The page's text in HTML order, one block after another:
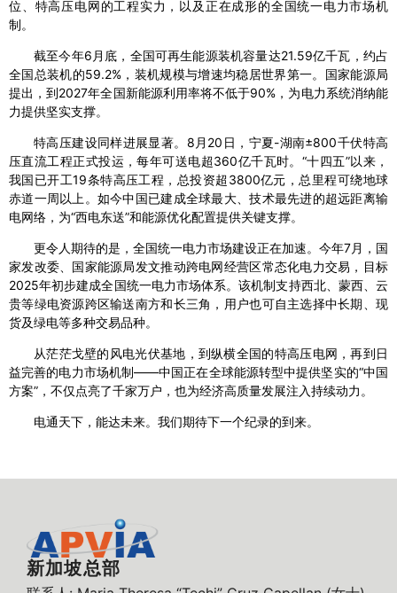
位、特高压电网的工程实力，以及正在成形的全国统一电力市场机
制。
截至今年6月底，全国可再生能源装机容量达21.59亿千瓦，约占
全国总装机的59.2%，装机规模与增速均稳居世界第一。国家能源局
提出，到2027年全国新能源利用率将不低于90%，为电力系统消纳能
力提供坚实支撑。
特高压建设同样进展显著。8月20日，宁夏-湖南±800千伏特高
压直流工程正式投运，每年可送电超360亿千瓦时。“十四五”以来，
我国已开工19条特高压工程，总投资超3800亿元，总里程可绕地球
赤道一周以上。如今中国已建成全球最大、技术最先进的超远距离输
电网络，为“西电东送”和能源优化配置提供关键支撑。
更令人期待的是，全国统一电力市场建设正在加速。今年7月，国
家发改委、国家能源局发文推动跨电网经营区常态化电力交易，目标
2025年初步建成全国统一电力市场体系。该机制支持西北、蒙西、云
贵等绿电资源跨区输送南方和长三角，用户也可自主选择中长期、现
货及绿电等多种交易品种。
从茫茫戈壁的风电光伏基地，到纵横全国的特高压电网，再到日
益完善的电力市场机制——中国正在全球能源转型中提供坚实的“中国
方案”，不仅点亮了千家万户，也为经济高质量发展注入持续动力。
电通天下，能达未来。我们期待下一个纪录的到来。
新加坡总部